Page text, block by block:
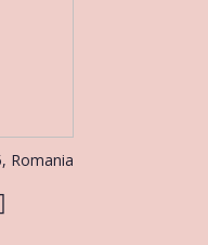
Romania